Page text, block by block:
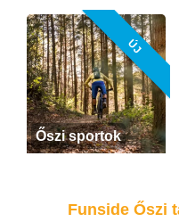
ÚJ
Őszi sportok
Funside Őszi